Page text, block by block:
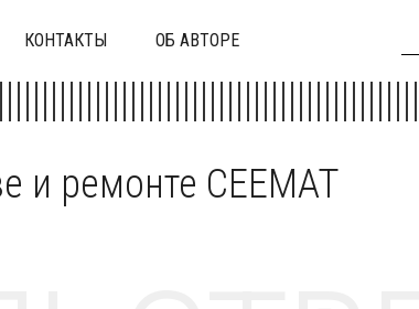
КОНТАКТЫ ОБ АВТОРЕ
и ремонте CEEMAT